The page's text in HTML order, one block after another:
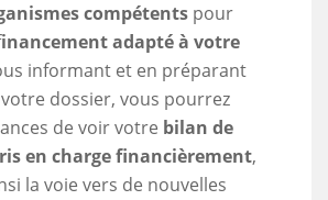
compétents pour
inancement adapté à votre
informant et en préparant
dossier, vous pourrez
de voir votre bilan de
en charge financièrement,
la voie vers de nouvelles